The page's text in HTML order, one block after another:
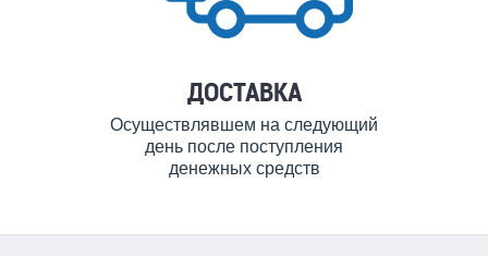
ДОСТАВКА
Осуществлявшем на следующий
день после поступления
денежных средств